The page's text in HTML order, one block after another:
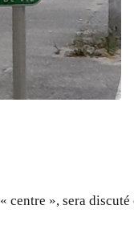
», sera